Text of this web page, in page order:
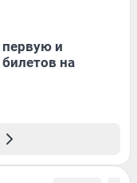
первую и
на